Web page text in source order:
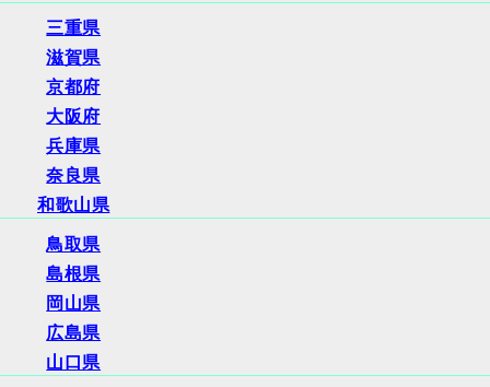
三重県
滋賀県
京都府
大阪府
兵庫県
奈良県
和歌山県
鳥取県
島根県
岡山県
広島県
山口県